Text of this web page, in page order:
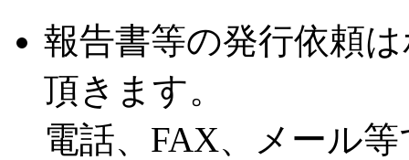
報告書等の発行依頼
頂きます。
電話、FAX、メール